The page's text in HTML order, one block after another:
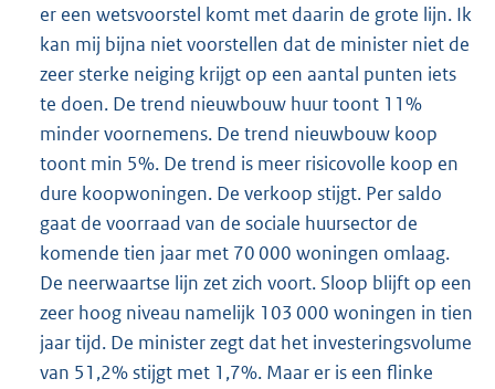
er een wetsvoorstel komt met daarin de grote lijn. Ik
kan mij bijna niet voorstellen dat de minister niet de
zeer sterke neiging krijgt op een aantal punten iets
te doen. De trend nieuwbouw huur toont 11%
minder voornemens. De trend nieuwbouw koop
toont min 5%. De trend is meer risicovolle koop en
dure koopwoningen. De verkoop stijgt. Per saldo
gaat de voorraad van de sociale huursector de
komende tien jaar met 70 000 woningen omlaag.
De neerwaartse lijn zet zich voort. Sloop blijft op een
zeer hoog niveau namelijk 103 000 woningen in tien
jaar tijd. De minister zegt dat het investeringsvolume
van 51,2% stijgt met 1,7%. Maar er is een flinke